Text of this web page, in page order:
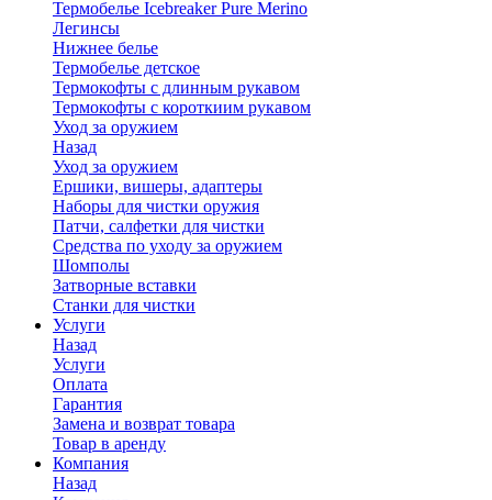
Термобелье Icebreaker Pure Merino
Легинсы
Нижнее белье
Термобелье детское
Термокофты с длинным рукавом
Термокофты с короткиим рукавом
Уход за оружием
Назад
Уход за оружием
Ершики, вишеры, адаптеры
Наборы для чистки оружия
Патчи, салфетки для чистки
Средства по уходу за оружием
Шомполы
Затворные вставки
Станки для чистки
Услуги
Назад
Услуги
Оплата
Гарантия
Замена и возврат товара
Товар в аренду
Компания
Назад